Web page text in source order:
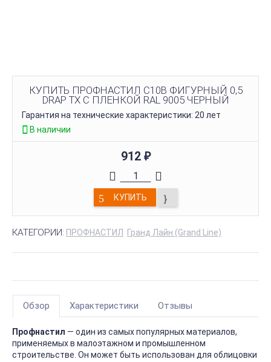
КУПИТЬ ПРОФНАСТИЛ C10B ФИГУРНЫЙ 0,5
DRAP TX С ПЛЕНКОЙ RAL 9005 ЧЕРНЫЙ
Гарантия на технические характеристики: 20 лет
В наличии
912 ₽
КУПИТЬ
КАТЕГОРИИ: ПРОФНАСТИЛ Гранд Лайн (Grand Line)
Обзор Характеристики Отзывы
Профнастил — один из самых популярных материалов,
применяемых в малоэтажном и промышленном
строительстве. Он может быть использован для облицовки